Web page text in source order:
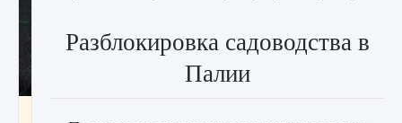
Разблокировка садоводства в
Палии